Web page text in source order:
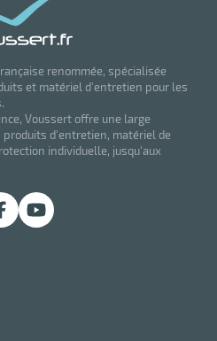
renommée, spécialisée
et matériel d'entretien pour les
Voussert offre une large
d'entretien, matériel de
individuelle, jusqu'aux